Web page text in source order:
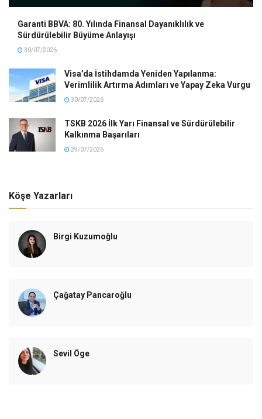
Garanti BBVA: 80. Yılında Finansal Dayanıklılık ve
Sürdürülebilir Büyüme Anlayışı
30/07/2026
Visa’da İstihdamda Yeniden Yapılanma:
Verimlilik Artırma Adımları ve Yapay Zeka Vurgu
30/07/2026
TSKB 2026 İlk Yarı Finansal ve Sürdürülebilir
Kalkınma Başarıları
29/07/2026
Köşe Yazarları
Birgi Kuzumoğlu
Çağatay Pancaroğlu
Sevil Öge